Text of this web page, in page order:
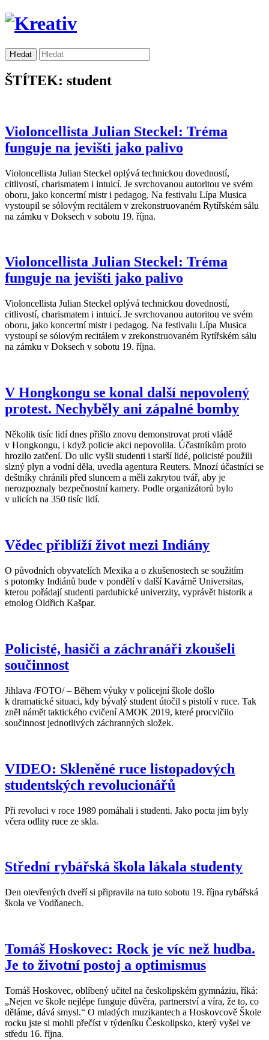
ŠTÍTEK: student
Violoncellista Julian Steckel: Tréma
funguje na jevišti jako palivo
Violoncellista Julian Steckel oplývá technickou dovedností,
citlivostí, charismatem i intuicí. Je svrchovanou autoritou ve svém
oboru, jako koncertní mistr i pedagog. Na festivalu Lípa Musica
vystoupil se sólovým recitálem v zrekonstruovaném Rytířském sálu
na zámku v Doksech v sobotu 19. října.
Violoncellista Julian Steckel: Tréma
funguje na jevišti jako palivo
Violoncellista Julian Steckel oplývá technickou dovedností,
citlivostí, charismatem i intuicí. Je svrchovanou autoritou ve svém
oboru, jako koncertní mistr i pedagog. Na festivalu Lípa Musica
vystoupí se sólovým recitálem v zrekonstruovaném Rytířském sálu
na zámku v Doksech v sobotu 19. října.
V Hongkongu se konal další nepovolený
protest. Nechyběly ani zápalné bomby
Několik tisíc lidí dnes přišlo znovu demonstrovat proti vládě
v Hongkongu, i když policie akci nepovolila. Účastníkům proto
hrozilo zatčení. Do ulic vyšli studenti i starší lidé, policisté použili
slzný plyn a vodní děla, uvedla agentura Reuters. Mnozí účastníci se
deštníky chránili před sluncem a měli zakrytou tvář, aby je
nerozpoznaly bezpečnostní kamery. Podle organizátorů bylo
v ulicích na 350 tisíc lidí.
Vědec přiblíží život mezi Indiány
O původních obyvatelích Mexika a o zkušenostech se soužitím
s potomky Indiánů bude v pondělí v další Kavárně Universitas,
kterou pořádají studenti pardubické univerzity, vyprávět historik a
etnolog Oldřich Kašpar.
Policisté, hasiči a záchranáři zkoušeli
součinnost
Jihlava /FOTO/ – Během výuky v policejní škole došlo
k dramatické situaci, kdy bývalý student útočil s pistolí v ruce. Tak
zněl námět taktického cvičení AMOK 2019, které procvičilo
součinnost jednotlivých záchranných složek.
VIDEO: Skleněné ruce listopadových
studentských revolucionářů
Při revoluci v roce 1989 pomáhali i studenti. Jako pocta jim byly
včera odlity ruce ze skla.
Střední rybářská škola lákala studenty
Den otevřených dveří si připravila na tuto sobotu 19. října rybářská
škola ve Vodňanech.
Tomáš Hoskovec: Rock je víc než hudba.
Je to životní postoj a optimismus
Tomáš Hoskovec, oblíbený učitel na českolipském gymnáziu, říká:
„Nejen ve škole nejlépe funguje důvěra, partnerství a víra, že to, co
děláme, dává smysl.“ O mladých muzikantech a Hoskovcově Škole
rocku jste si mohli přečíst v týdeníku Českolipsko, který vyšel ve
středu 16. října.